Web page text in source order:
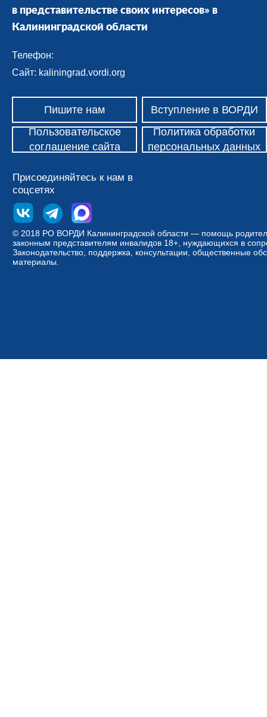
в представительстве своих интересов» в
Калининградской области
Телефон:
Сайт: kaliningrad.vordi.org
Пишите нам Вступление в ВОРДИ
© 2018 РО ВОРДИ Калининградской области — помощь
законным представителям инвалидов 18+, нуждающихся в
Законодательство, поддержка, консультации, общественные
материалы.
Присоединяйтесь к нам в
соцсетях
Пользовательское
соглашение сайта
Политика обработки
персональных данных